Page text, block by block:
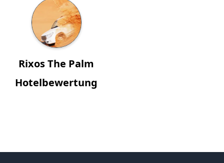
Rixos The Palm
Hotelbewertung